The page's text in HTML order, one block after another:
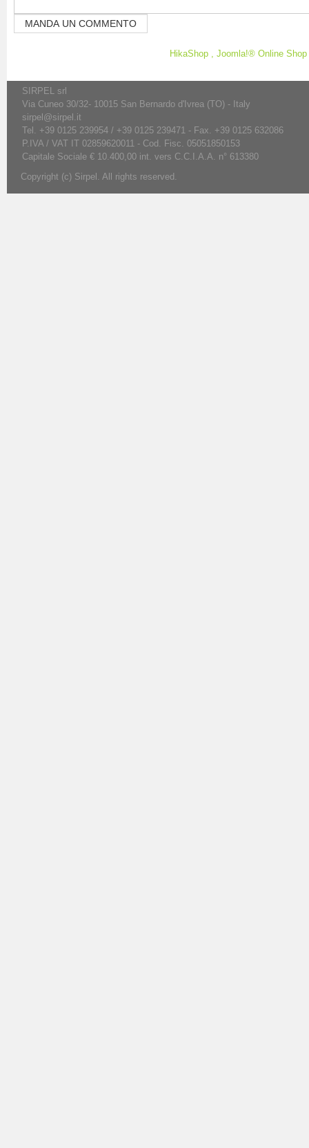
HikaShop , Joomla!® Online
SIRPEL srl
Via Cuneo 30/32- 10015 San Bernardo d'Ivrea (TO) - Italy
sirpel@sirpel.it
Tel. +39 0125 239954 / +39 0125 239471 - Fax. +39 0125 632086
P.IVA / VAT IT 02859620011 - Cod. Fisc. 05051850153
Capitale Sociale € 10.400,00 int. vers C.C.I.A.A. n° 613380
Copyright (c) Sirpel. All rights reserved.